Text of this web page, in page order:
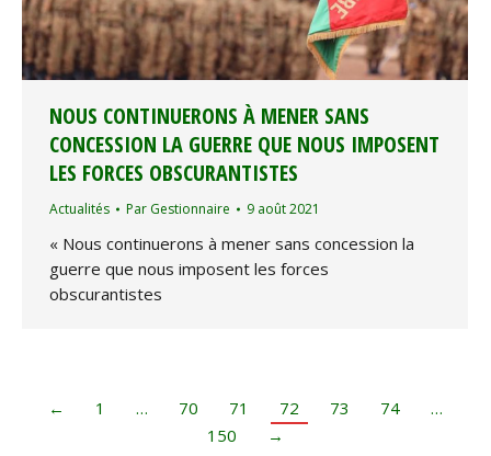
NOUS CONTINUERONS À MENER SANS
CONCESSION LA GUERRE QUE NOUS IMPOSENT
LES FORCES OBSCURANTISTES
Actualités Par Gestionnaire 9 août 2021
« Nous continuerons à mener sans concession la
guerre que nous imposent les forces
obscurantistes
← 1 … 70 71 72 73 74
…
150
→